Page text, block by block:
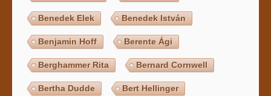
Benedek Elek Benedek István
Benjamin Hoff Berente Ági
Berghammer Rita Bernard Cornwell
Bertha Dudde Bert Hellinger